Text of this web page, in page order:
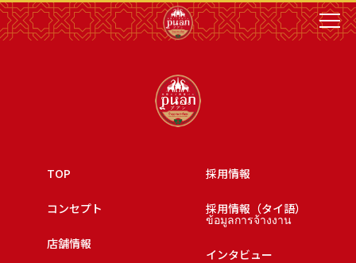
TOP
コンセプト
店舗情報
採用情報
採用情報（タイ語）
ข้อมูลการจ้างงาน
インタビュー